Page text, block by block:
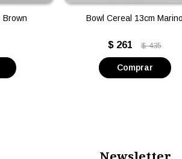
Brown Bowl Cereal 13cm Marino
$ 261 $ 435